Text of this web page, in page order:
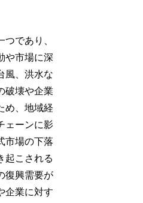
であり、
や市場に深
風、洪水な
破壊や企業
め、地域経
ェーンに影
市場の下落
起こされる
復興需要が
企業に対す